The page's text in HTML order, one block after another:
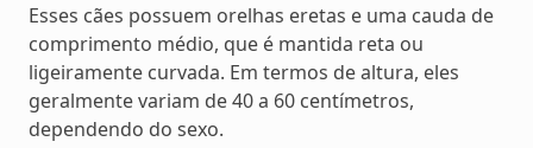
Esses cães possuem orelhas eretas e uma cauda de
comprimento médio, que é mantida reta ou
ligeiramente curvada. Em termos de altura, eles
geralmente variam de 40 a 60 centímetros,
dependendo do sexo.